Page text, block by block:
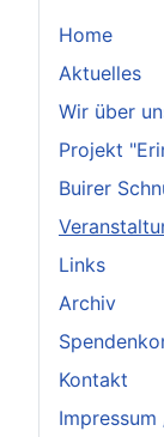
Home
Aktuelles
Wir über
Projekt
Buirer
Links
Archiv
Kontakt